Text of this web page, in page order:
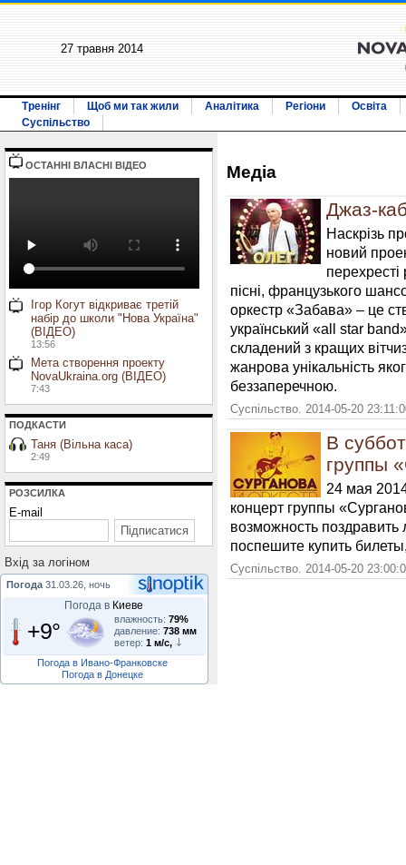
27 травня 2014
Тренінг Щоб ми так жили Аналітика Регіони
Освіта
Суспільство
ОСТАННI ВЛАСНI ВIДЕО
Ігор Когут відкриває третій
набір до школи "Нова Україна"
(ВІДЕО)
13:56
Мета створення проекту
NovaUkraina.org (ВІДЕО)
7:43
ПОДКАСТИ
Таня (Вільна каса)
2:49
РОЗСИЛКА
E-mail
Вхiд за логiном
Погода 31.03.26, ночь
Погода в Киеве
+9° влажность: 79%
давление: 738 мм
ветер: 1 м/с,
Погода в Ивано-Франковске
Погода в Донецке
Медiа
Джаз-
Наскрізь
новий
перехресті
пісні, французького
оркестр «Забава» – це
український «all star
складений з кращих
жанрова унікальність
беззаперечною.
Суспільство. 2014-05-20
В
группы
24 мая
концерт группы
возможность
поспешите купить
Суспільство. 2014-05-20